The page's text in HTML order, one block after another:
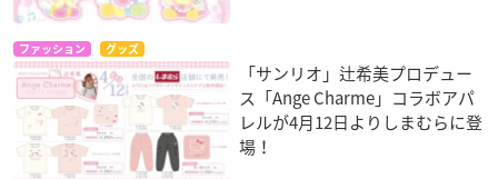
ファッション グッズ
「サンリオ」辻希美プロデュー
ス「Ange Charme」コラボアパ
レルが4月12日よりしまむらに登
場！